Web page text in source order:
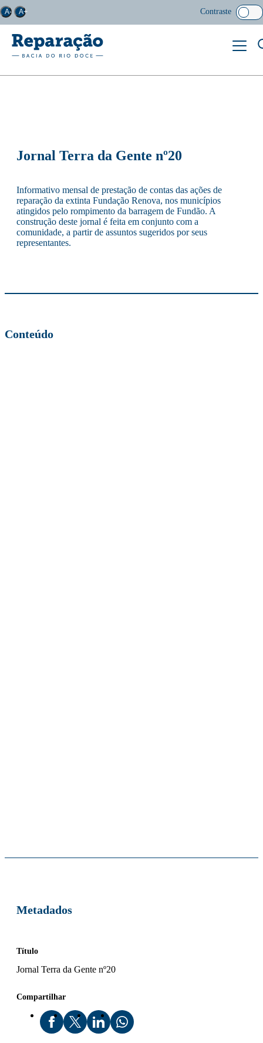
A- A+ Contraste
Jornal Terra da Gente nº20
Informativo mensal de prestação de contas das ações de
reparação da extinta Fundação Renova, nos municípios
atingidos pelo rompimento da barragem de Fundão. A
construção deste jornal é feita em conjunto com a
comunidade, a partir de assuntos sugeridos por seus
representantes.
Conteúdo
Metadados
Título
Jornal Terra da Gente nº20
Compartilhar